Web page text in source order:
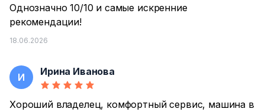
Однозначно 10/10 и самые искренние
рекомендации!
18.06.2026
И Ирина Иванова
Хороший владелец, комфортный сервис, машина в